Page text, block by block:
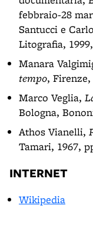
febbraio-28
Santucci e
Litografia,
Manara
tempo, Firenze,
Marco Veglia,
Bologna,
Athos Vianelli,
Tamari, 1967,
INTERNET
Wikipedia